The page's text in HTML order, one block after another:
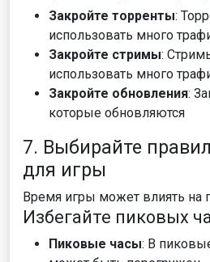
Закройте торренты:
использовать много
Закройте стримы:
использовать много
Закройте обновления:
которые обновляются
7. Выбирайте
для игры
Время игры может влиять на
Избегайте пиковых
Пиковые часы: В